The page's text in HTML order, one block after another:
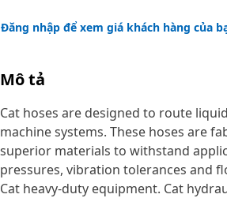
Đăng nhập để xem giá khách hàng của
Mô tả
Cat hoses are designed to route
machine systems. These hoses are
superior materials to withstand
pressures, vibration tolerances and
Cat heavy-duty equipment. Cat